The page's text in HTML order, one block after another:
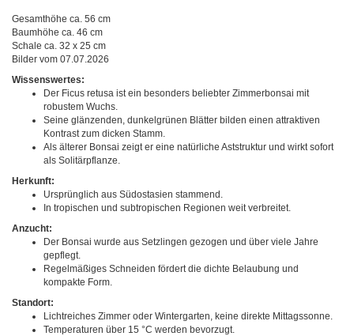
Gesamthöhe ca. 56 cm
Baumhöhe ca. 46 cm
Schale ca. 32 x 25 cm
Bilder vom 07.07.2026
Wissenswertes:
Der Ficus retusa ist ein besonders beliebter Zimmerbonsai mit
robustem Wuchs.
Seine glänzenden, dunkelgrünen Blätter bilden einen attraktiven
Kontrast zum dicken Stamm.
Als älterer Bonsai zeigt er eine natürliche Aststruktur und wirkt sofort
als Solitärpflanze.
Herkunft:
Ursprünglich aus Südostasien stammend.
In tropischen und subtropischen Regionen weit verbreitet.
Anzucht:
Der Bonsai wurde aus Setzlingen gezogen und über viele Jahre
gepflegt.
Regelmäßiges Schneiden fördert die dichte Belaubung und
kompakte Form.
Standort:
Lichtreiches Zimmer oder Wintergarten, keine direkte Mittagssonne.
Temperaturen über 15 °C werden bevorzugt.